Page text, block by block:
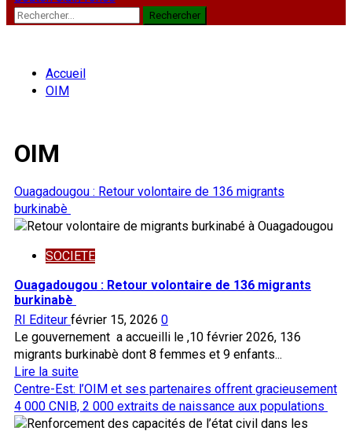
Rechercher :
Accueil
OIM
OIM
Ouagadougou : Retour volontaire de 136 migrants
burkinabè
SOCIETE
Ouagadougou : Retour volontaire de 136 migrants
burkinabè
RI Editeur février 15, 2026 0
Le gouvernement a accueilli le ,10 février 2026, 136
migrants burkinabè dont 8 femmes et 9 enfants...
Lire la suiteEn
savoir
plus
sur
Centre-Est: l’OIM et ses partenaires offrent gracieusement
4 000 CNIB, 2 000 extraits de naissance aux populations